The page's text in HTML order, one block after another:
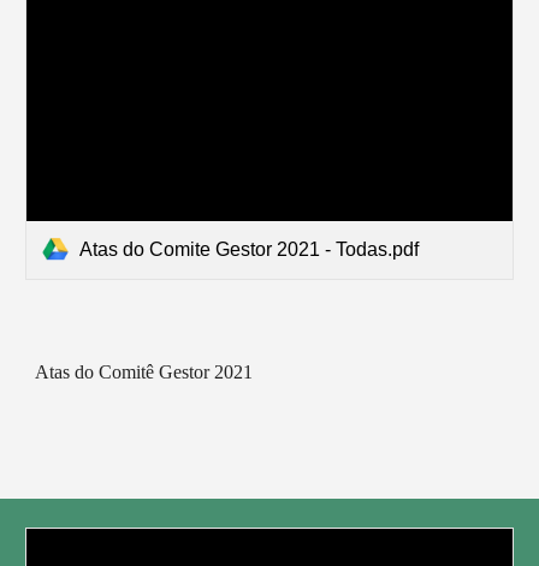
Atas do Comite Gestor 2021 - Todas.pdf
Atas do Comitê Gestor 2021